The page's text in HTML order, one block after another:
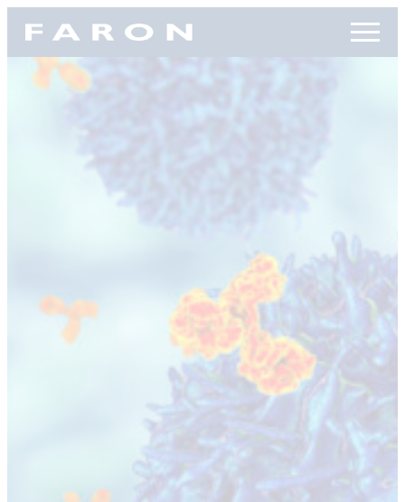
Siirry
suoraan
sisältöön
Faron, etusivu